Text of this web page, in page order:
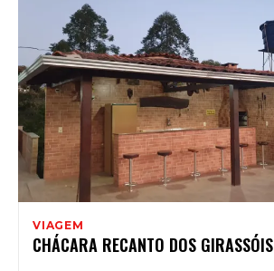
VIAGEM
CHÁCARA RECANTO DOS GIRASSÓIS